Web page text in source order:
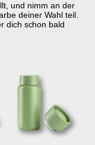
LEGEN
in 2-5 Werktage
RÜCKGABERECHT
30 Tage Rückgabe
und nimm an der
deiner Wahl teil.
dich schon bald